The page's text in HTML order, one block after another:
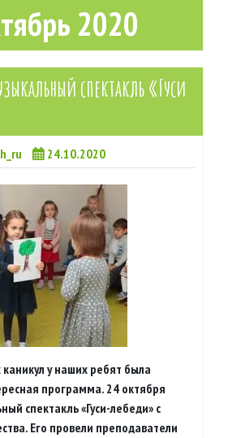
2020
спектакль «Гуси
24.10.2020
у наших ребят была
программа. 24 октября
спектакль «Гуси-лебеди» с
Его провели преподаватели